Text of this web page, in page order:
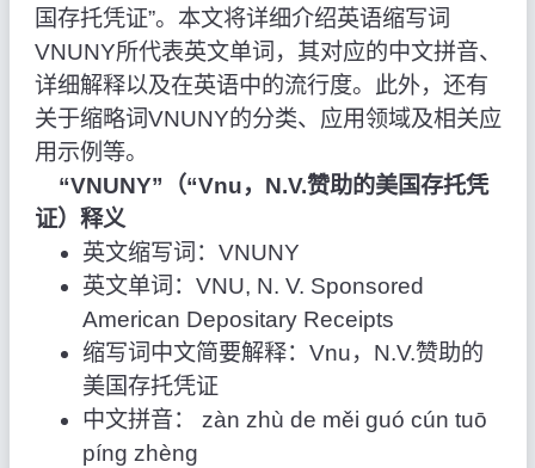
国存托凭证”。本文将详细介绍英语缩写词
VNUNY所代表英文单词，其对应的中文拼音、
详细解释以及在英语中的流行度。此外，还有
关于缩略词VNUNY的分类、应用领域及相关应
用示例等。
“VNUNY”（“Vnu，N.V.赞助的美国存托凭
证）释义
英文缩写词：VNUNY
英文单词：VNU, N. V. Sponsored
American Depositary Receipts
缩写词中文简要解释：Vnu，N.V.赞助的
美国存托凭证
中文拼音： zàn zhù de měi guó cún tuō
píng zhèng